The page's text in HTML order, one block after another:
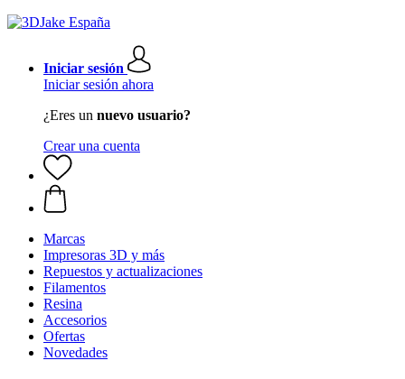
Iniciar sesión
Iniciar sesión ahora
¿Eres un nuevo usuario?
Crear una cuenta
Marcas
Impresoras 3D y más
Repuestos y actualizaciones
Filamentos
Resina
Accesorios
Ofertas
Novedades